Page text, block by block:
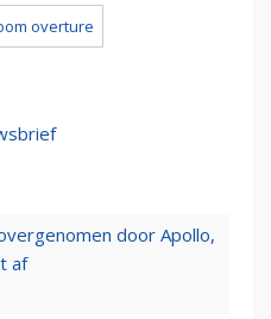
overture
door Apollo,
af